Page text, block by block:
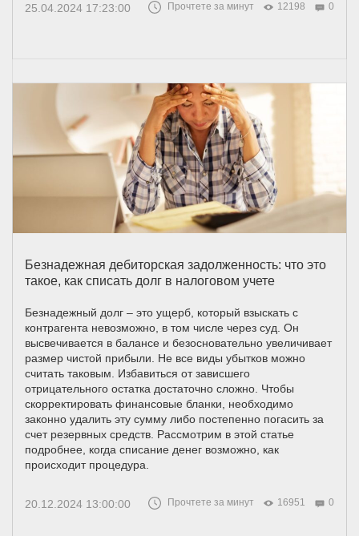
25.04.2024 17:23:00 Прочтете за минут 12198 0
Безнадежная дебиторская задолженность: что это
такое, как списать долг в налоговом учете
Безнадежный долг – это ущерб, который взыскать с
контрагента невозможно, в том числе через суд. Он
высвечивается в балансе и безосновательно увеличивает
размер чистой прибыли. Не все виды убытков можно
считать таковым. Избавиться от зависшего
отрицательного остатка достаточно сложно. Чтобы
скорректировать финансовые бланки, необходимо
законно удалить эту сумму либо постепенно погасить за
счет резервных средств. Рассмотрим в этой статье
подробнее, когда списание денег возможно, как
происходит процедура.
20.12.2024 13:00:00 Прочтете за минут 16951 0